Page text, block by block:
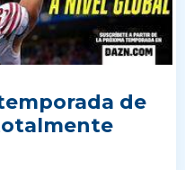
de